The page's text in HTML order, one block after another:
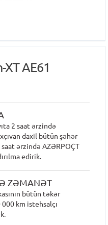
AE61
2 saat ərzində
daxil bütün şəhər
ərzində AZƏRPOÇT
edirik.
ZƏMANƏT
bütün təkər
km istehsalçı